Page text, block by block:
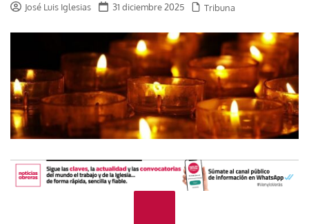
José Luis Iglesias 31 diciembre 2025 Tribuna